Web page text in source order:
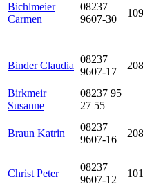
Bichlmeier
Carmen
08237
9607-30
109
Binder Claudia
08237
9607-17
208
Birkmeir
Susanne
08237 95
27 55
Braun Katrin
08237
9607-16
208
Christ Peter
08237
9607-12
101